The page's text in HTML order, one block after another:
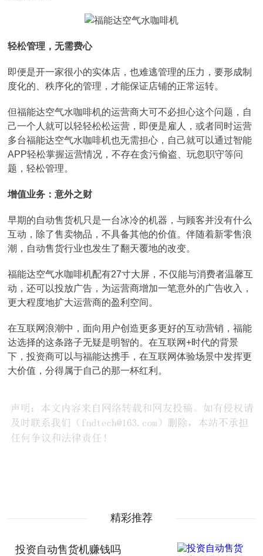
轻松管理，无需费心
即便是开一家很小的实体店，也难逃管理的压力，要形成制
度化的、秩序化的管理，才能保证店铺的正常运转。
但福能达空气水咖啡机的运营商大可不必担心这个问题，自
己一个人就可以轻轻松松运营，即便是雇人，或者同时运营
多台福能达空气水咖啡机也无需担心，自己就可以通过智能
APP轻松掌握运营情况，不存在贪污偷盗、玩忽职守等问
题，轻松管理。
增值业务：意外之财
早期的自动售货机只是一台冰冷的机器，与顾客并没有什么
互动，除了售卖物品，不具备其他的价值。伴随着新零售浪
潮，自动售货行业也发生了翻天覆地的改变。
福能达空气水咖啡机配有27寸大屏，不仅能与消费者温馨互
动，还可以投放广告，为运营商增加一笔意外的广告收入，
更大程度地扩大运营商的盈利空间。
在互联网浪潮中，面向用户创造更多更好的互动营销，福能
达选择的这条路子无疑是明智的。在互联网+时代的背景
下，投资商可以与福能达携手，在互联网体验场景中发挥更
大价值，分得属于自己的那一杯红利。
精彩推荐
投资自动售货机赚钱吗